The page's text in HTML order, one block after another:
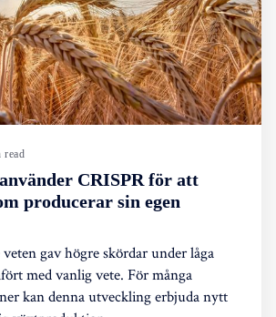
read
CRISPR för att
producerar sin egen
gav högre skördar under låga
med vanlig vete. För många
kan denna utveckling erbjuda nytt